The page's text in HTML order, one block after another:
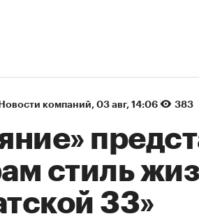
Новости компаний⁠, 03 авг, 14:06 383
стиль
33»